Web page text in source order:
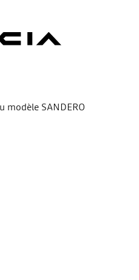
modèle SANDERO